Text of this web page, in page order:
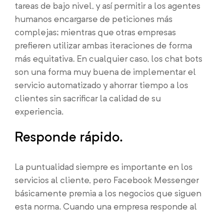
tareas de bajo nivel, y así permitir a los agentes
humanos encargarse de peticiones más
complejas; mientras que otras empresas
prefieren utilizar ambas iteraciones de forma
más equitativa. En cualquier caso, los chat bots
son una forma muy buena de implementar el
servicio automatizado y ahorrar tiempo a los
clientes sin sacrificar la calidad de su
experiencia.
Responde rápido.
La puntualidad siempre es importante en los
servicios al cliente, pero Facebook Messenger
básicamente premia a los negocios que siguen
esta norma. Cuando una empresa responde al